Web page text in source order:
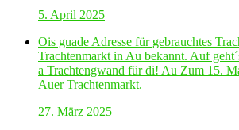
5. April 2025
Ois guade Adresse für gebrauchtes
Trachtenmarkt in Au bekannt. Auf
a Trachtengwand für di! Au Zum 15.
Auer Trachtenmarkt.
27. März 2025